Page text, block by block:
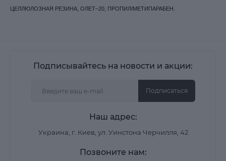
ЦЕЛЛЮЛОЗНАЯ РЕЗИНА, ОЛЕТ–20, ПРОПИЛ/МЕТИПАРАБЕН.
Подписывайтесь на новости и акции:
Подписаться
Наш адрес:
Украина, г. Киев, ул. Уинстона Черчилля, 42
Позвоните нам: